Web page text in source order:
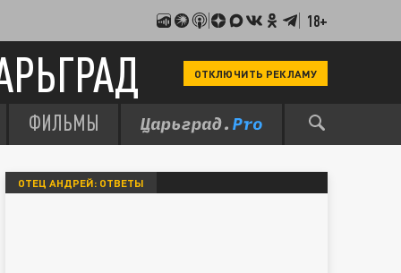
18+
ОТКЛЮЧИТЬ РЕКЛАМУ
ФИЛЬМЫ
ОТЕЦ АНДРЕЙ: ОТВЕТЫ